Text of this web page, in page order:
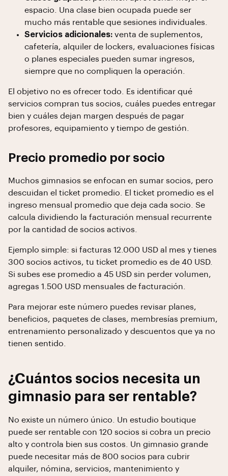
espacio. Una clase bien ocupada puede ser
mucho más rentable que sesiones individuales.
Servicios adicionales: venta de suplementos,
cafetería, alquiler de lockers, evaluaciones físicas
o planes especiales pueden sumar ingresos,
siempre que no compliquen la operación.
El objetivo no es ofrecer todo. Es identificar qué
servicios compran tus socios, cuáles puedes entregar
bien y cuáles dejan margen después de pagar
profesores, equipamiento y tiempo de gestión.
Precio promedio por socio
Muchos gimnasios se enfocan en sumar socios, pero
descuidan el ticket promedio. El ticket promedio es el
ingreso mensual promedio que deja cada socio. Se
calcula dividiendo la facturación mensual recurrente
por la cantidad de socios activos.
Ejemplo simple: si facturas 12.000 USD al mes y tienes
300 socios activos, tu ticket promedio es de 40 USD.
Si subes ese promedio a 45 USD sin perder volumen,
agregas 1.500 USD mensuales de facturación.
Para mejorar este número puedes revisar planes,
beneficios, paquetes de clases, membresías premium,
entrenamiento personalizado y descuentos que ya no
tienen sentido.
¿Cuántos socios necesita un
gimnasio para ser rentable?
No existe un número único. Un estudio boutique
puede ser rentable con 120 socios si cobra un precio
alto y controla bien sus costos. Un gimnasio grande
puede necesitar más de 800 socios para cubrir
alquiler, nómina, servicios, mantenimiento y